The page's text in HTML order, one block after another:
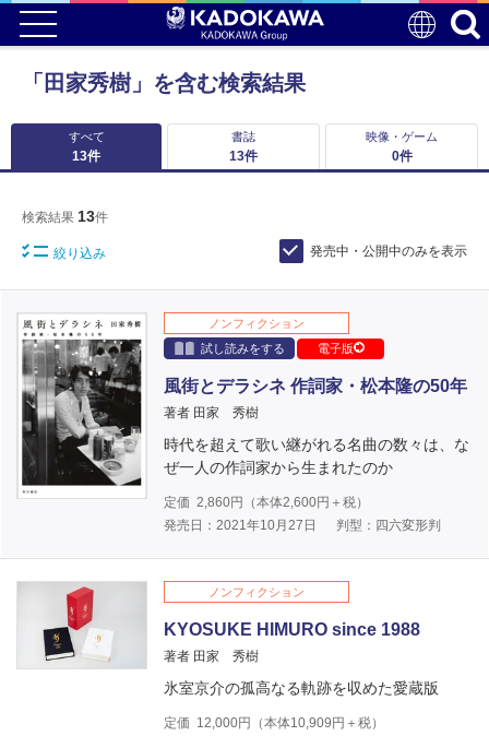
「田家秀樹」を含む検索結果
すべて
13件
書誌
13件
映像・ゲーム
0件
検索結果 13件
絞り込み 発売中・公開中のみを表示
ノンフィクション
試し読みをする
電子版
風街とデラシネ 作詞家・松本隆の50年
著者 田家 秀樹
時代を超えて歌い継がれる名曲の数々は、な
ぜ一人の作詞家から生まれたのか
定価 2,860円（本体2,600円＋税）
発売日：2021年10月27日
判型：四六変形判
ノンフィクション
KYOSUKE HIMURO since 1988
著者 田家 秀樹
氷室京介の孤高なる軌跡を収めた愛蔵版
定価 12,000円（本体10,909 円＋税）